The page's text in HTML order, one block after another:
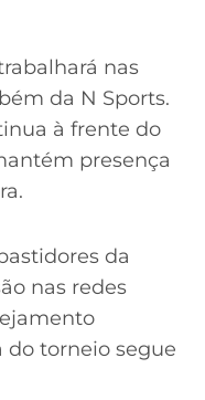
nas
da N Sports.
à frente do
presença
da
nas redes
do torneio segue